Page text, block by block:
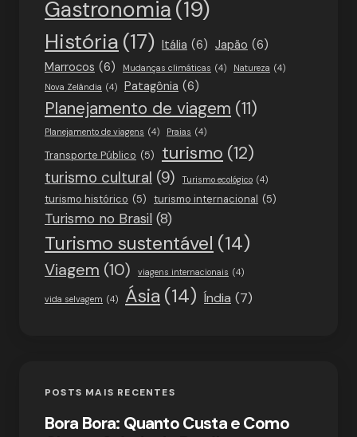
Gastronomia (19)
História (17) Itália (6) Japão (6)
Marrocos (6) Mudanças climáticas (4) Natureza (4)
Nova Zelândia (4) Patagônia (6)
Planejamento de viagem (11)
Planejamento de viagens (4) Praias (4)
Transporte Público (5) turismo (12)
turismo cultural (9) Turismo ecológico (4)
turismo histórico (5) turismo internacional (5)
Turismo no Brasil (8)
Turismo sustentável (14)
Viagem (10) viagens internacionais (4)
vida selvagem (4) Ásia (14) Índia (7)
POSTS MAIS RECENTES
Bora Bora: Quanto Custa e Como